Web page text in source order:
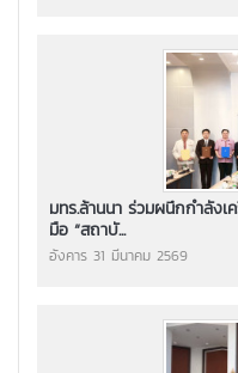
มทร.ล้านนา ร่วมผนึกกำลัง
มือ “สถาบั...
อังคาร 31 มีนาคม 2569